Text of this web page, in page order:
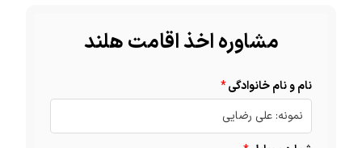
مشاوره اخذ اقامت هلند
نام و نام خانوادگی